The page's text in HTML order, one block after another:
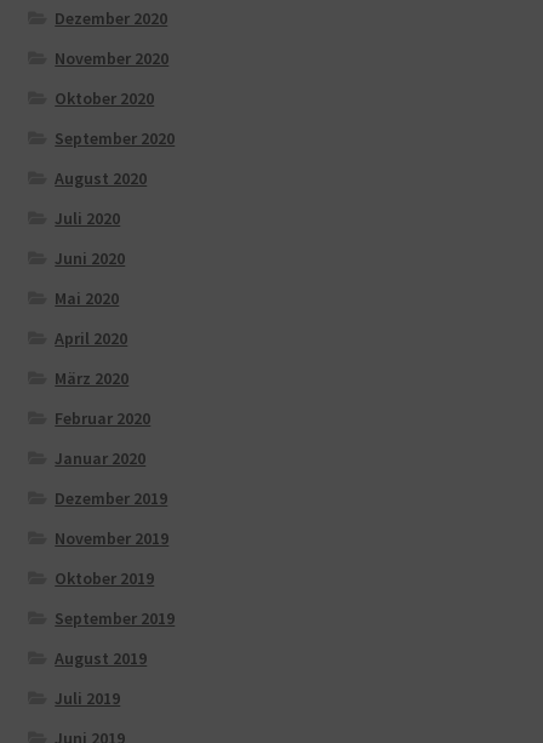
Dezember 2020
November 2020
Oktober 2020
September 2020
August 2020
Juli 2020
Juni 2020
Mai 2020
April 2020
März 2020
Februar 2020
Januar 2020
Dezember 2019
November 2019
Oktober 2019
September 2019
August 2019
Juli 2019
Juni 2019